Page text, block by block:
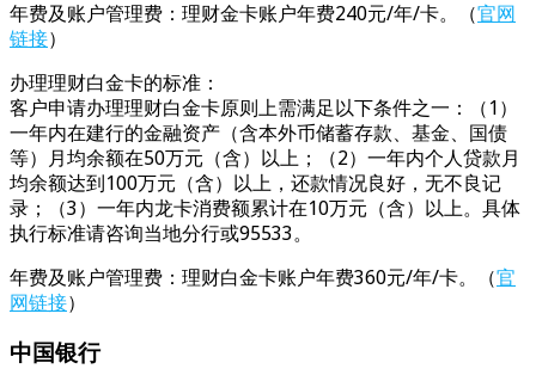
年费及账户管理费：理财金卡账户年费240元/年/卡。（官网
链接）
办理理财白金卡的标准：
客户申请办理理财白金卡原则上需满足以下条件之一：（1）
一年内在建行的金融资产（含本外币储蓄存款、基金、国债
等）月均余额在50万元（含）以上；（2）一年内个人贷款月
均余额达到100万元（含）以上，还款情况良好，无不良记
录；（3）一年内龙卡消费额累计在10万元（含）以上。具体
执行标准请咨询当地分行或95533。
年费及账户管理费：理财白金卡账户年费360元/年/卡。（官
网链接）
中国银行